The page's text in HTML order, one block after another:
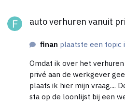
auto verhuren vanuit
finan plaatste een topic
Omdat ik over het
privé aan de werkgever
plaats ik hier mijn vraag.... De situatie is als volgt: Ik
sta op de loonlijst bij een